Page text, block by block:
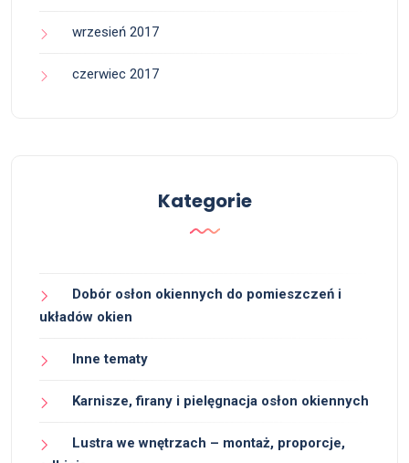
wrzesień 2017
czerwiec 2017
Kategorie
Dobór osłon okiennych do pomieszczeń i
układów okien
Inne tematy
Karnisze, firany i pielęgnacja osłon okiennych
Lustra we wnętrzach – montaż, proporcje,